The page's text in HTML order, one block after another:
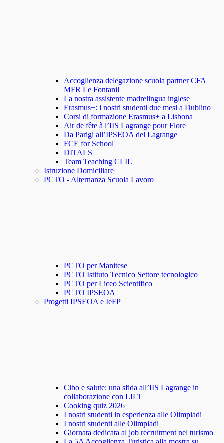
Accoglienza delegazione scuola partner CFA
MFR Le Fontanil
La nostra assistente madrelingua inglese
Erasmus+: i nostri studenti due mesi a Dublino
Corsi di formazione Erasmus+ a Lisbona
Air de fête à l’IIS Lagrange pour Flore
Da Parigi all’IPSEOA del Lagrange
FCE for School
DITALS
Team Teaching CLIL
Istruzione Domiciliare
PCTO - Alternanza Scuola Lavoro
PCTO per Manitese
PCTO Istituto Tecnico Settore tecnologico
PCTO per Liceo Scientifico
PCTO IPSEOA
Progetti IPSEOA e IeFP
Cibo e salute: una sfida all’IIS Lagrange in
collaborazione con LILT
Cooking quiz 2026
I nostri studenti in esperienza alle Olimpiadi
I nostri studenti alle Olimpiadi
Giornata dedicata al job recruitment nel turismo